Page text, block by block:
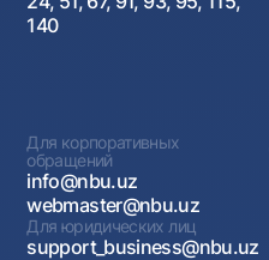
140
Для корпоративных
обращений
info@nbu.uz
webmaster@nbu.uz
Для юридических лиц
support_business@nbu.uz